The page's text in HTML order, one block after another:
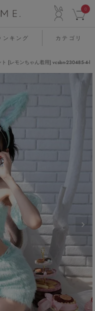
0
ンキング カテゴリ
[レモンちゃん着用] vcsbn-230485-4-l